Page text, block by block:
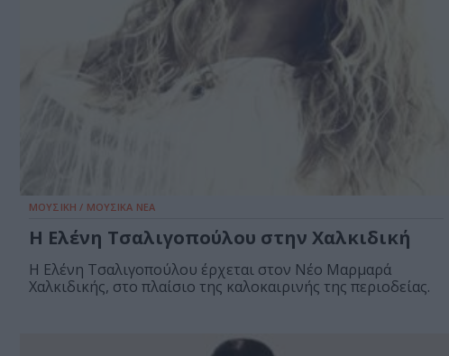
ΜΟΥΣΙΚΗ / ΜΟΥΣΙΚΑ ΝΕΑ
Η Ελένη Τσαλιγοπούλου στην Χαλκιδική
Η Ελένη Τσαλιγοπούλου έρχεται στον Νέο Μαρμαρά
Χαλκιδικής, στο πλαίσιο της καλοκαιρινής της περιοδείας.